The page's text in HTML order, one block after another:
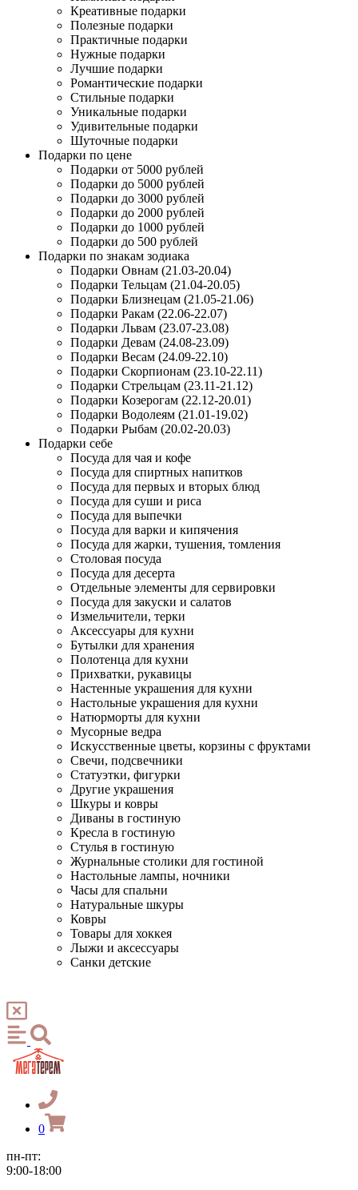
Креативные подарки
Полезные подарки
Практичные подарки
Нужные подарки
Лучшие подарки
Романтические подарки
Стильные подарки
Уникальные подарки
Удивительные подарки
Шуточные подарки
Подарки по цене
Подарки от 5000 рублей
Подарки до 5000 рублей
Подарки до 3000 рублей
Подарки до 2000 рублей
Подарки до 1000 рублей
Подарки до 500 рублей
Подарки по знакам зодиака
Подарки Овнам (21.03-20.04)
Подарки Тельцам (21.04-20.05)
Подарки Близнецам (21.05-21.06)
Подарки Ракам (22.06-22.07)
Подарки Львам (23.07-23.08)
Подарки Девам (24.08-23.09)
Подарки Весам (24.09-22.10)
Подарки Скорпионам (23.10-22.11)
Подарки Стрельцам (23.11-21.12)
Подарки Козерогам (22.12-20.01)
Подарки Водолеям (21.01-19.02)
Подарки Рыбам (20.02-20.03)
Подарки себе
Посуда для чая и кофе
Посуда для спиртных напитков
Посуда для первых и вторых блюд
Посуда для суши и риса
Посуда для выпечки
Посуда для варки и кипячения
Посуда для жарки, тушения, томления
Столовая посуда
Посуда для десерта
Отдельные элементы для сервировки
Посуда для закуски и салатов
Измельчители, терки
Аксессуары для кухни
Бутылки для хранения
Полотенца для кухни
Прихватки, рукавицы
Настенные украшения для кухни
Настольные украшения для кухни
Натюрморты для кухни
Мусорные ведра
Искусственные цветы, корзины с фруктами
Свечи, подсвечники
Статуэтки, фигурки
Другие украшения
Шкуры и ковры
Диваны в гостиную
Кресла в гостиную
Стулья в гостиную
Журнальные столики для гостиной
Настольные лампы, ночники
Часы для спальни
Натуральные шкуры
Ковры
Товары для хоккея
Лыжи и аксессуары
Санки детские
0
пн-пт:
9:00-18:00